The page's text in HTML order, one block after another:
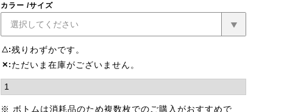
ローズベージ
アッシュブル
カラー サイズ
△ 残りわずかです。
✕ ただいま在庫がございません。
※ ボトムは消耗品のため複数枚でのご購入がおすすめで